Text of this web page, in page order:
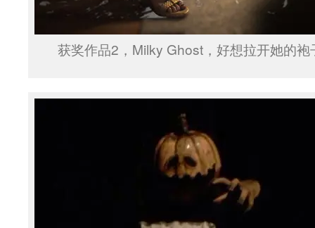
获奖作品2，Milky Ghost，好想拉开她的袍